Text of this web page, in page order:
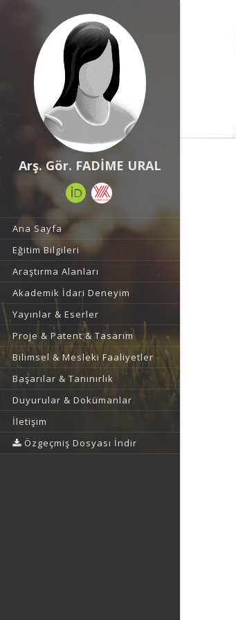
Arş. Gör. FADİME URAL
Ana Sayfa
Eğitim Bilgileri
Araştırma Alanları
Akademik İdari Deneyim
Yayınlar & Eserler
Proje & Patent & Tasarım
Bilimsel & Mesleki Faaliyetler
Başarılar & Tanınırlık
Duyurular & Dokümanlar
İletişim
Özgeçmiş Dosyası İndir